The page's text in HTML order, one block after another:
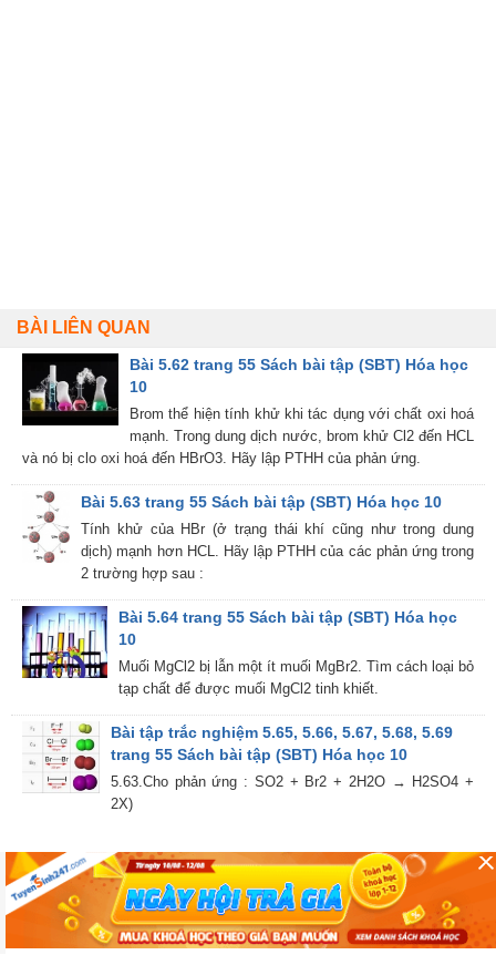
BÀI LIÊN QUAN
Bài 5.62 trang 55 Sách bài tập (SBT) Hóa học
10
Brom thể hiện tính khử khi tác dụng với chất oxi hoá
mạnh. Trong dung dịch nước, brom khử Cl2 đến HCL
và nó bị clo oxi hoá đến HBrO3. Hãy lập PTHH của phản ứng.
Bài 5.63 trang 55 Sách bài tập (SBT) Hóa học 10
Tính khử của HBr (ở trạng thái khí cũng như trong dung
dịch) mạnh hơn HCL. Hãy lập PTHH của các phản ứng trong
2 trường hợp sau :
Bài 5.64 trang 55 Sách bài tập (SBT) Hóa học
10
Muối MgCl2 bị lẫn một ít muối MgBr2. Tìm cách loại bỏ
tạp chất để được muối MgCl2 tinh khiết.
Bài tập trắc nghiệm 5.65, 5.66, 5.67, 5.68, 5.69
trang 55 Sách bài tập (SBT) Hóa học 10
5.63.Cho phản ứng : SO2 + Br2 + 2H2O → H2SO4 +
2X)
Trang chủ Toán học Ngữ văn
Tiếng Anh Vật lý Hóa học
Sinh học Lịch sử Địa lí